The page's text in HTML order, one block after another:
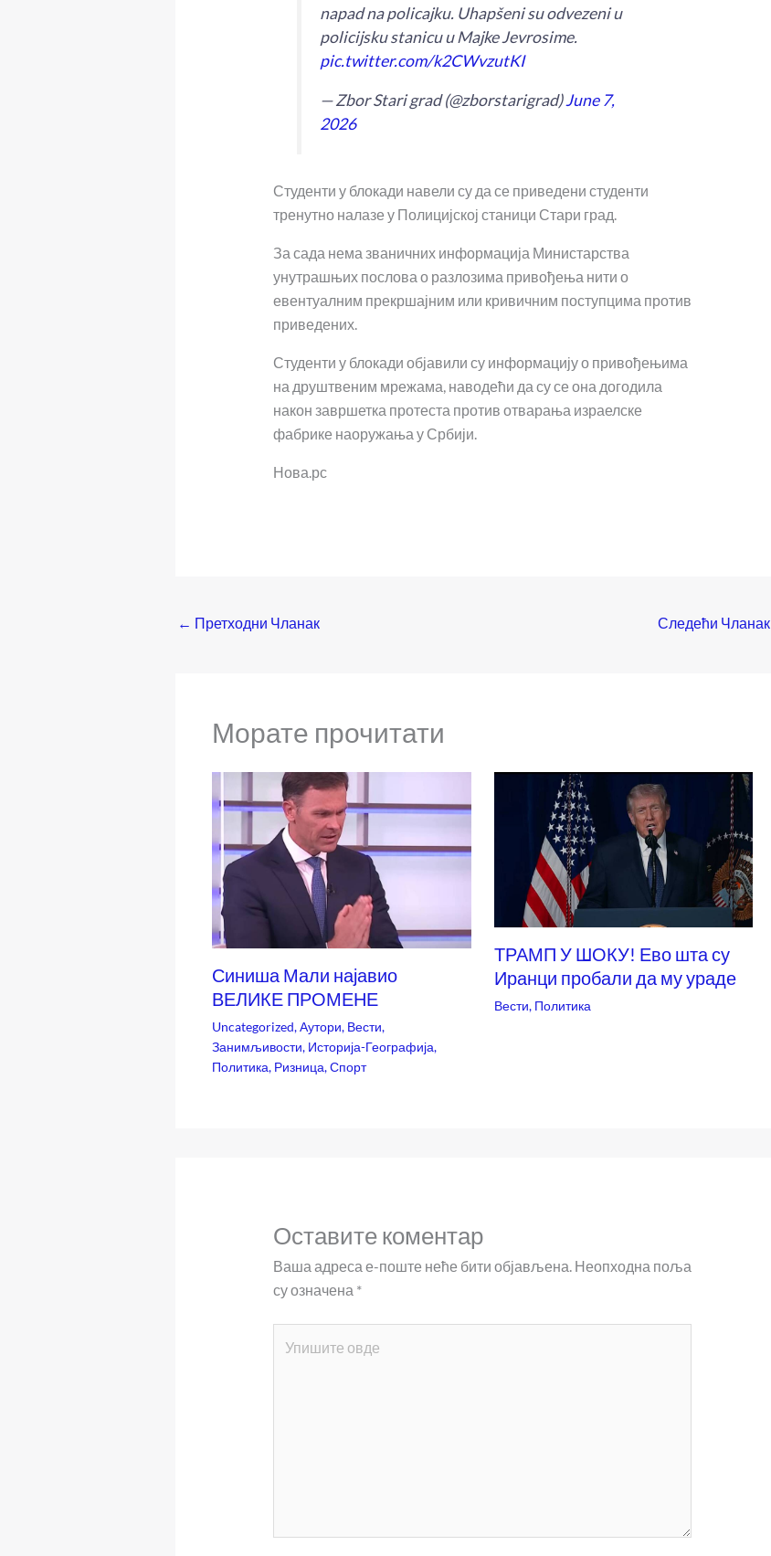
napad na policajku. Uhapšeni su odvezeni u
policijsku stanicu u Majke Jevrosime.
pic.twitter.com/k2CWvzutKI
— Zbor Stari grad (@zborstarigrad)June 7,
2026
Студенти у блокади навели су да се приведени студенти
тренутно налазе у Полицијској станици Стари град.
За сада нема званичних информација Министарства
унутрашњих послова о разлозима привођења нити о
евентуалним прекршајним или кривичним поступцима против
приведених.
Студенти у блокади објавили су информацију о привођењима
на друштвеним мрежама, наводећи да су се она догодила
након завршетка протеста против отварања израелске
фабрике наоружања у Србији.
Нова.рс
← Претходни Чланак Следећи Чланак
Морате прочитати
Синиша Мали најавио
ВЕЛИКЕ ПРОМЕНЕ
Uncategorized,Аутори, Вести,
Занимљивости, Историја-Географија,
Политика, Ризница,Спорт
ТРАМП У ШОКУ! Ево шта су
Иранци пробали да му ураде
Вести, Политика
Оставите коментар
Ваша адреса е-поште неће бити објављена. Неопходна поља
су означена *
овде